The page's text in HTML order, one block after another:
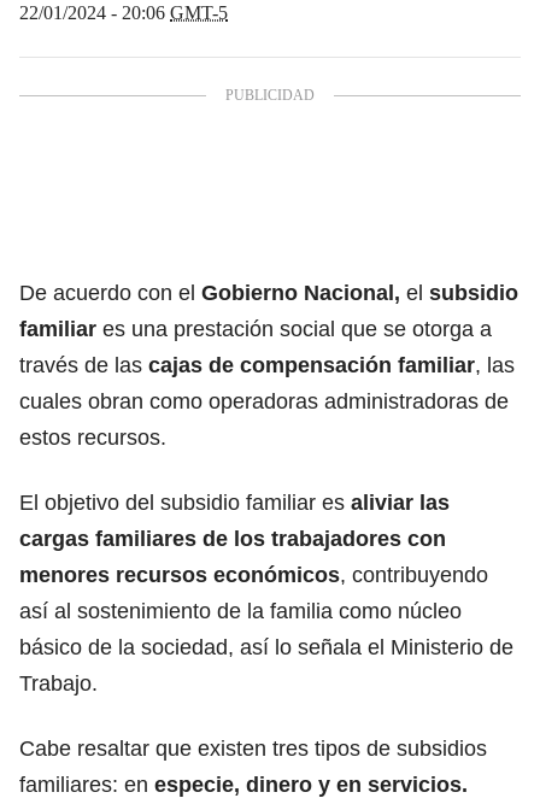
22/01/2024 - 20:06 GMT-5
De acuerdo con el Gobierno Nacional, el subsidio
familiar es una prestación social que se otorga a
través de las cajas de compensación familiar, las
cuales obran como operadoras administradoras de
estos recursos.
El objetivo del subsidio familiar es aliviar las
cargas familiares de los trabajadores con
menores recursos económicos, contribuyendo
así al sostenimiento de la familia como núcleo
básico de la sociedad, así lo señala el Ministerio de
Trabajo.
Cabe resaltar que existen tres tipos de subsidios
familiares: en especie, dinero y en servicios.